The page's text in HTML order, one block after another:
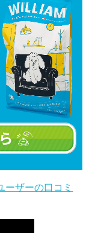
ーザーの口コミ